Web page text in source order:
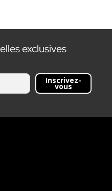
exclusives
Inscrivez-
vous